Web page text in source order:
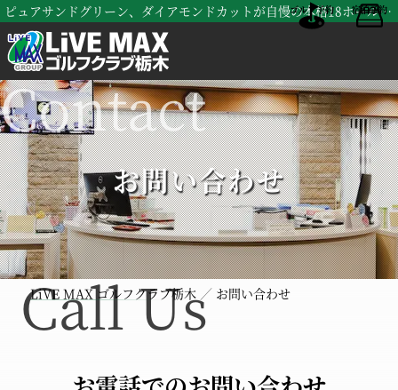
ピュアサンドグリーン、ダイアモンドカットが自慢の本格18ホールズ、LiVE MAX ゴルフクラブ栃木（旧 南栃木ゴルフ倶楽部）
ゴルフ予約 宿泊予約
お問い合わせ
LiVE MAX ゴルフクラブ栃木 お問い合わせ